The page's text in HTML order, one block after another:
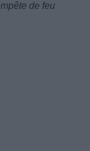
de feu